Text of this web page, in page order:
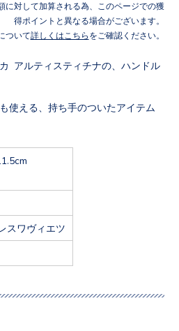
に対して加算される為、このページでの獲
得ポイントと異なる場合がございます。
ついて詳しくはこちら をご確認ください。
アルティスティチナの、ハンドル
使える、持ち手のついたアイテム
スワヴィエツ